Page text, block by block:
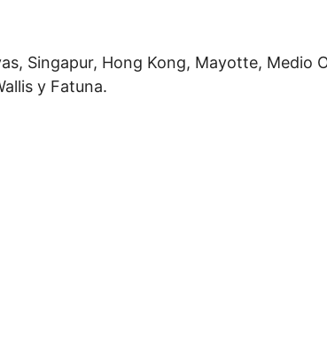
Singapur, Hong Kong, Mayotte, Medio
y Fatuna.